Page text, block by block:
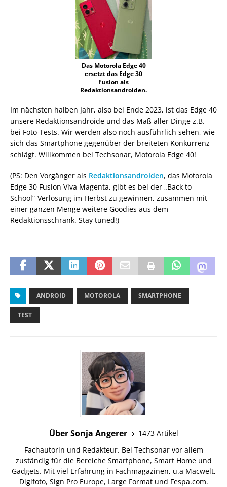
Das Motorola Edge 40
ersetzt das Edge 30
Fusion als
Redaktionsandroiden.
Im nächsten halben Jahr, also bei Ende 2023, ist das Edge 40
unsere Redaktionsandroide und das Maß aller Dinge z.B.
bei Foto-Tests. Wir werden also noch ausführlich sehen, wie
sich das Smartphone gegenüber der breiteten Konkurrenz
schlägt. Willkommen bei Techsonar, Motorola Edge 40!
(PS: Den Vorgänger als Redaktionsandroiden, das Motorola
Edge 30 Fusion Viva Magenta, gibt es bei der „Back to
School“-Verlosung im Herbst zu gewinnen, zusammen mit
einer ganzen Menge weitere Goodies aus dem
Redaktionsschrank. Stay tuned!)
ANDROID MOTOROLA SMARTPHONE
TEST
Über Sonja Angerer
1473 Artikel
Fachautorin und Redakteur. Bei Techsonar vor allem
zuständig für die Bereiche Smartphone, Smart Home und
Gadgets. Mit viel Erfahrung in Fachmagazinen, u.a Macwelt,
Digifoto, Sign Pro Europe, Large Format und Fespa.com.